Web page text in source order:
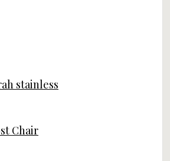
stainless
Chair